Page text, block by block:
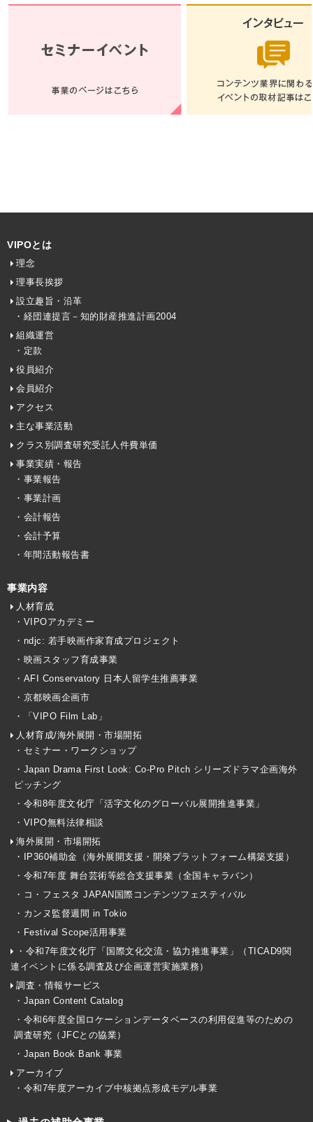
VIPOとは
理念
理事長挨拶
設立趣旨・沿革
・経団連提言－知的財産推進計画2004
組織運営
・定款
役員紹介
会員紹介
アクセス
主な事業活動
クラス別調査研究受託人件費単価
事業実績・報告
・事業報告
・事業計画
・会計報告
・会計予算
・年間活動報告書
事業内容
人材育成
・VIPOアカデミー
・ndjc: 若手映画作家育成プロジェクト
・映画スタッフ育成事業
・AFI Conservatory 日本人留学生推薦事業
・京都映画企画市
・「VIPO Film Lab」
人材育成/海外展開・市場開拓
・セミナー・ワークショップ
・Japan Drama First Look: Co-Pro Pitch シリーズドラマ企画海外
ピッチング
・令和8年度文化庁「活字文化のグローバル展開推進事業」
・VIPO無料法律相談
海外展開・市場開拓
・IP360補助金（海外展開支援・開発プラットフォーム構築支援）
・令和7年度 舞台芸術等総合支援事業（全国キャラバン）
・コ・フェスタ JAPAN国際コンテンツフェスティバル
・カンヌ監督週間 in Tokio
・Festival Scope活用事業
・令和7年度文化庁「国際文化交流・協力推進事業」（TICAD9関
連イベントに係る調査及び企画運営実施業務）
調査・情報サービス
・Japan Content Catalog
・令和6年度全国ロケーションデータベースの利用促進等のための
調査研究（JFCとの協業）
・Japan Book Bank 事業
アーカイブ
・令和7年度アーカイブ中核拠点形成モデル事業